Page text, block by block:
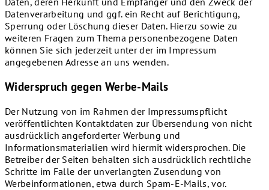
Datenverarbeitung und ggf. ein Recht auf Berichtigung,
Sperrung oder Löschung dieser Daten. Hierzu sowie zu
weiteren Fragen zum Thema personenbezogene Daten
können Sie sich jederzeit unter der im Impressum
angegebenen Adresse an uns wenden.
Widerspruch gegen Werbe-Mails
Der Nutzung von im Rahmen der Impressumspflicht
veröffentlichten Kontaktdaten zur Übersendung von nicht
ausdrücklich angeforderter Werbung und
Informationsmaterialien wird hiermit widersprochen. Die
Betreiber der Seiten behalten sich ausdrücklich rechtliche
Schritte im Falle der unverlangten Zusendung von
Werbeinformationen, etwa durch Spam-E-Mails, vor.